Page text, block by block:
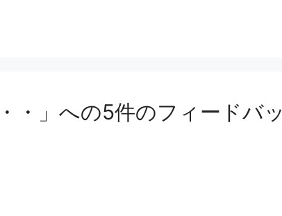
・」への5件のフィードバッ